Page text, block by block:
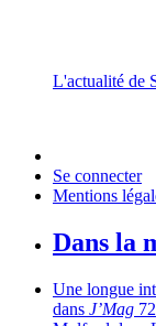
L'actualité de
Se connecter
Mentions
Dans la
Une longue
dans J’Mag 72